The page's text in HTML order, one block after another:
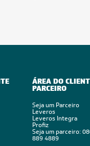
ÁREA DO
PARCEIRO
Seja um Parceiro
Leveros
Leveros Integra
Profiz
Seja um parceiro:
889 4889